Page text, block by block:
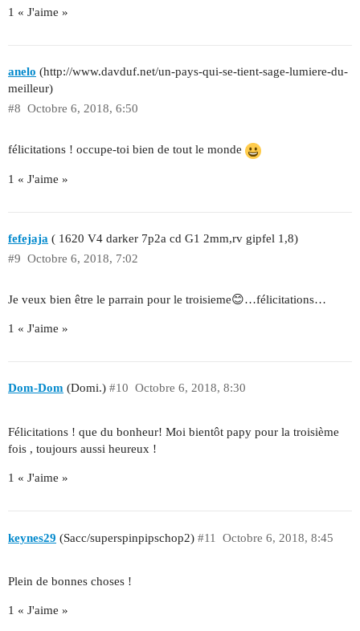
1 « J'aime »
anelo (http://www.davduf.net/un-pays-qui-se-tient-sage-lumiere-du-
meilleur)
Octobre 6, 2018, 6:50
#8
félicitations ! occupe-toi bien de tout le monde
1 « J'aime »
fefejaja ( 1620 V4 darker 7p2a cd G1 2mm,rv gipfel 1,8)
Octobre 6, 2018, 7:02
#9
Je veux bien être le parrain pour le troisieme😊…félicitations…
1 « J'aime »
Dom-Dom (Domi.) Octobre 6, 2018, 8:30
#10
Félicitations ! que du bonheur! Moi bientôt papy pour la troisième
fois , toujours aussi heureux !
1 « J'aime »
keynes29 (Sacc/superspinpipschop2) Octobre 6, 2018, 8:45
#11
Plein de bonnes choses !
1 « J'aime »